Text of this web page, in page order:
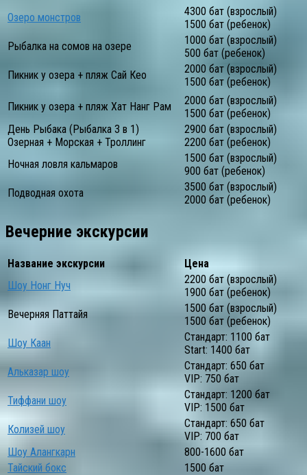
Озеро монстров
4300 бат (взрослый)
1500 бат (ребенок)
Рыбалка на сомов на озере
1000 бат (взрослый)
500 бат (ребенок)
Пикник у озера + пляж Сай Кео
2000 бат (взрослый)
1500 бат (ребенок)
Пикник у озера + пляж Хат Нанг Рам
2000 бат (взрослый)
1500 бат (ребенок)
День Рыбака (Рыбалка 3 в 1)
Озерная + Морская + Троллинг
2900 бат (взрослый)
2200 бат (ребенок)
Ночная ловля кальмаров
1500 бат (взрослый)
900 бат (ребенок)
Подводная охота
3500 бат (взрослый)
2000 бат (ребенок)
Вечерние экскурсии
Название экскурсии
Цена
Шоу Нонг Нуч
2200 бат (взрослый)
1900 бат (ребенок)
Вечерняя Паттайя
1500 бат (взрослый)
1500 бат (ребенок)
Шоу Каан
Стандарт: 1100 бат
Start: 1400 бат
Альказар шоу
Стандарт: 650 бат
VIP: 750 бат
Тиффани шоу
Стандарт: 1200 бат
VIP: 1500 бат
Колизей шоу
Стандарт: 650 бат
VIP: 700 бат
Шоу Алангкарн
800-1600 бат
Тайский бокс
1500 бат